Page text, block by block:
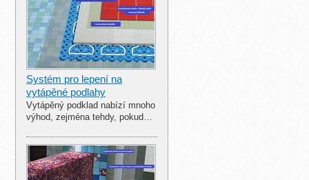
Systém pro lepení na
vytápěné podlahy
Vytápěný podklad nabízí mnoho
výhod, zejména tehdy, pokud…